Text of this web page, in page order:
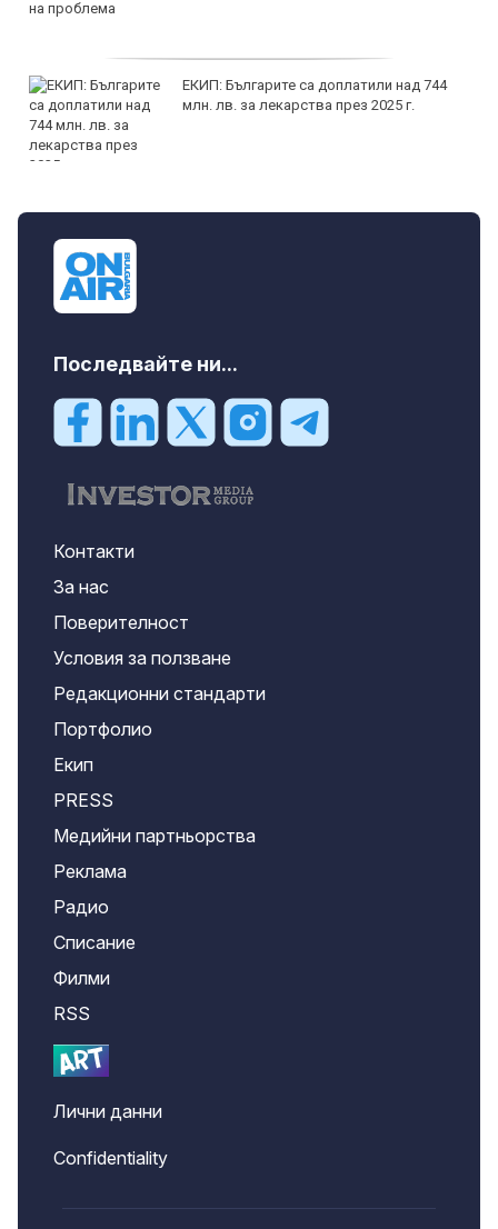
ЕКИП: Българите са доплатили над 744
млн. лв. за лекарства през 2025 г.
Последвайте ни...
Контакти
За нас
Поверителност
Условия за ползване
Редакционни стандарти
Портфолио
Екип
PRESS
Медийни партньорства
Реклама
Радио
Списание
Филми
RSS
Лични данни
Confidentiality